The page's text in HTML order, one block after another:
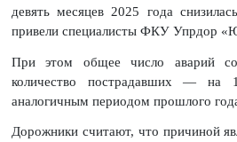
девять месяцев 2025 года
привели специалисты ФКУ Упрдор
При этом общее число аварий
количество пострадавших — на
аналогичным периодом прошлого
Дорожники считают, что причиной